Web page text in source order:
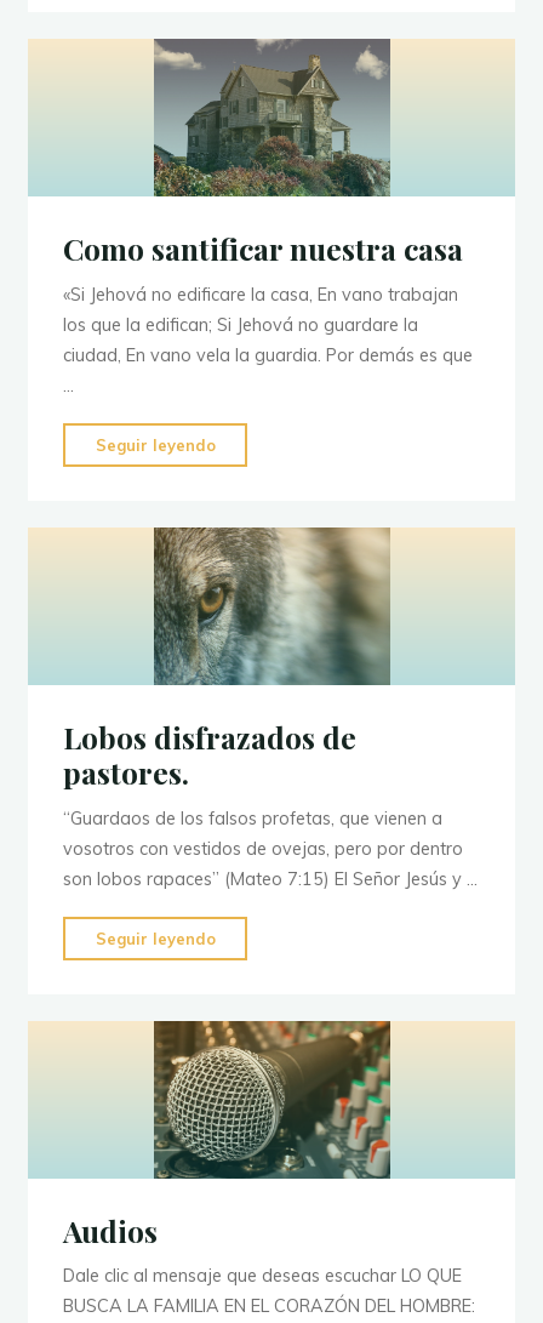
Como santificar nuestra casa
«Si Jehová no edificare la casa, En vano trabajan
los que la edifican; Si Jehová no guardare la
ciudad, En vano vela la guardia. Por demás es que
Seguir leyendo
santificar
casa"
Lobos disfrazados de
pastores.
“Guardaos de los falsos profetas, que vienen a
vosotros con vestidos de ovejas, pero por dentro
son lobos rapaces” (Mateo 7:15) El Señor Jesús y …
Seguir leyendo
disfrazados
pastores."
Audios
Dale clic al mensaje que deseas escuchar LO QUE
BUSCA LA FAMILIA EN EL CORAZÓN DEL HOMBRE: